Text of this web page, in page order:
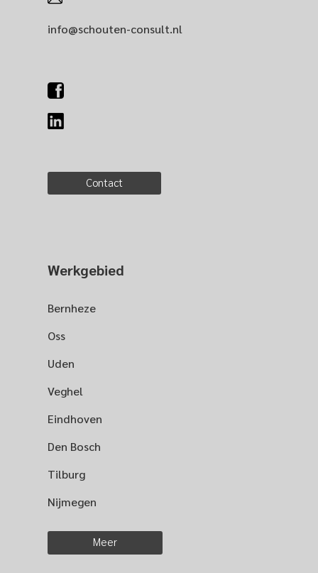
info@schouten-consult.nl
Contact
Werkgebied
Bernheze
Oss
Uden
Veghel
Eindhoven
Den Bosch
Tilburg
Nijmegen
Meer